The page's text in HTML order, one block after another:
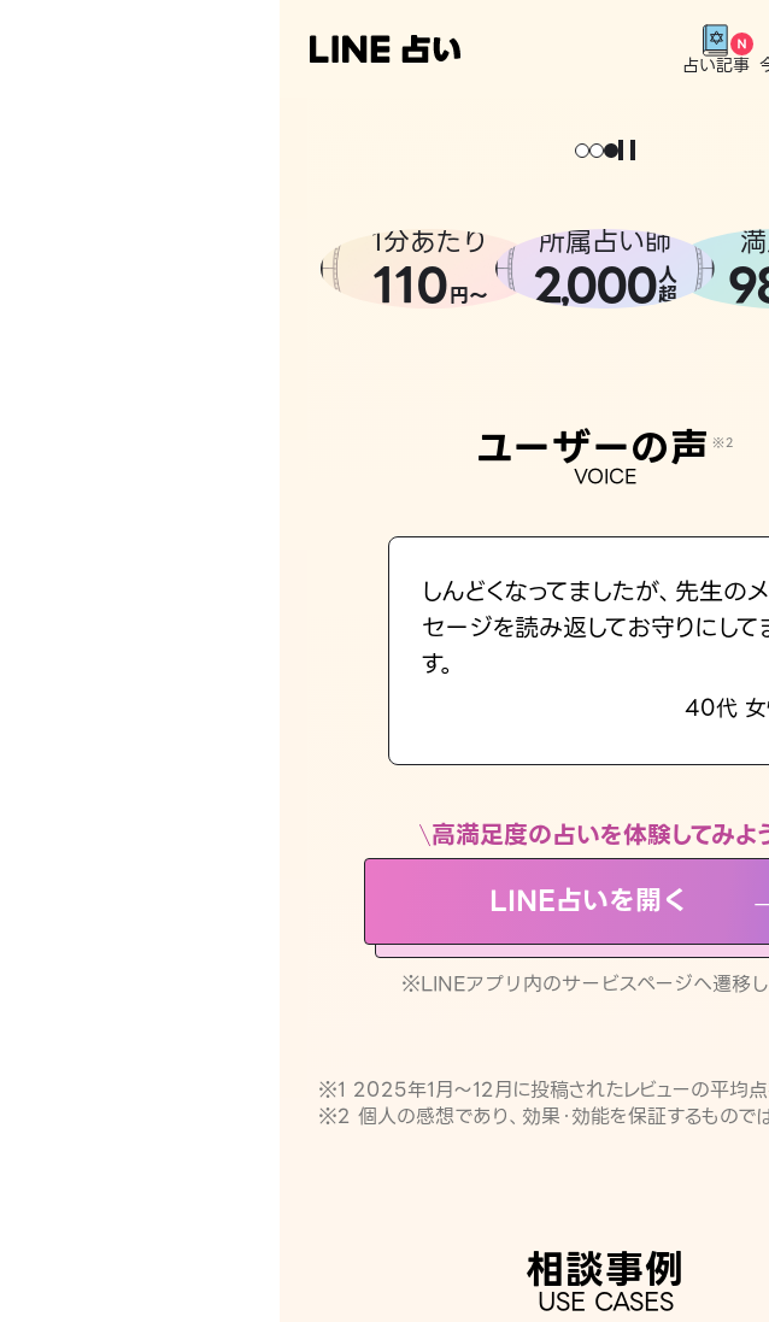
占い記事
1分あたり
110円〜
所属占い師
2,000人
超
ユーザーの声 ※2
VOICE
しんどくなってましたが、先生の
セージを読み返してお守りにして
す。
40代
高満足度の占いを体験してみよ
LINE占いを開く
※LINEアプリ内のサービスページへ遷移
※1 2025年1月〜12月に投稿されたレビューの平均
※2 個人の感想であり、効果・効能を保証するもので
相談事例
USE CASES